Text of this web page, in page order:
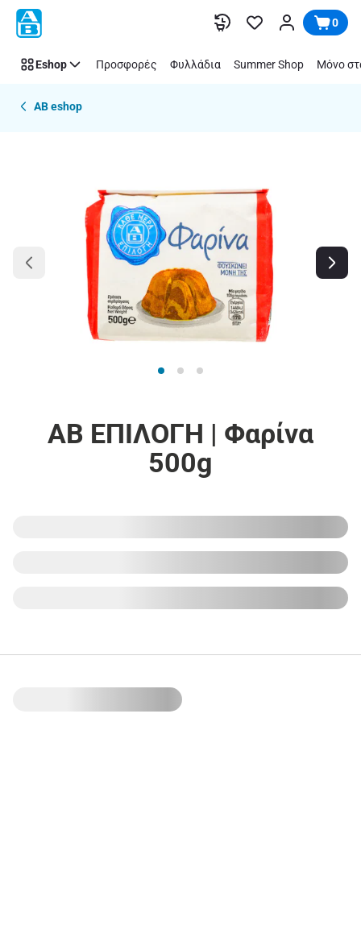
Παράλειψη 0
Eshop Προσφορές Φυλλάδια Summer Shop Μόνο
AB eshop
ΑΒ ΕΠΙΛΟΓΗ | Φαρίνα
500g